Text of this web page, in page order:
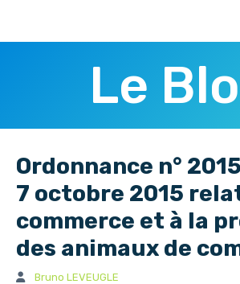
Le
Ordonnance n°
7 octobre 2015
commerce et à la
des animaux de
Bruno LEVEUGLE